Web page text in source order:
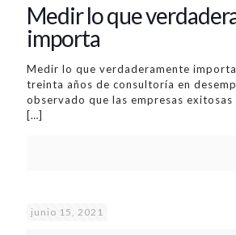
Medir lo que
importa
Medir lo que verdaderamente
treinta años de consultoría en
observado que las empresas exitosas
[…]
junio 15, 2021